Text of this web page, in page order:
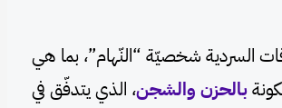
السردية شخصيّة “النّهام”، بما هي
بالحزن والشجن، الذي يتدفّق في